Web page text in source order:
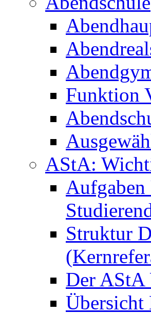
Funktion
AStA:
Struktur
Der AStA
Übersicht